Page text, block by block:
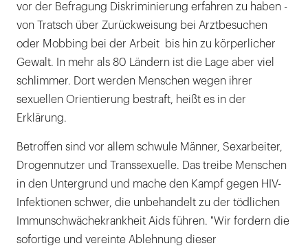
vor der Befragung Diskriminierung erfahren zu haben -
von Tratsch über Zurückweisung bei Arztbesuchen
oder Mobbing bei der Arbeit bis hin zu körperlicher
Gewalt. In mehr als 80 Ländern ist die Lage aber viel
schlimmer. Dort werden Menschen wegen ihrer
sexuellen Orientierung bestraft, heißt es in der
Erklärung.
Betroffen sind vor allem schwule Männer, Sexarbeiter,
Drogennutzer und Transsexuelle. Das treibe Menschen
in den Untergrund und mache den Kampf gegen HIV-
Infektionen schwer, die unbehandelt zu der tödlichen
Immunschwächekrankheit Aids führen. "Wir fordern die
sofortige und vereinte Ablehnung dieser